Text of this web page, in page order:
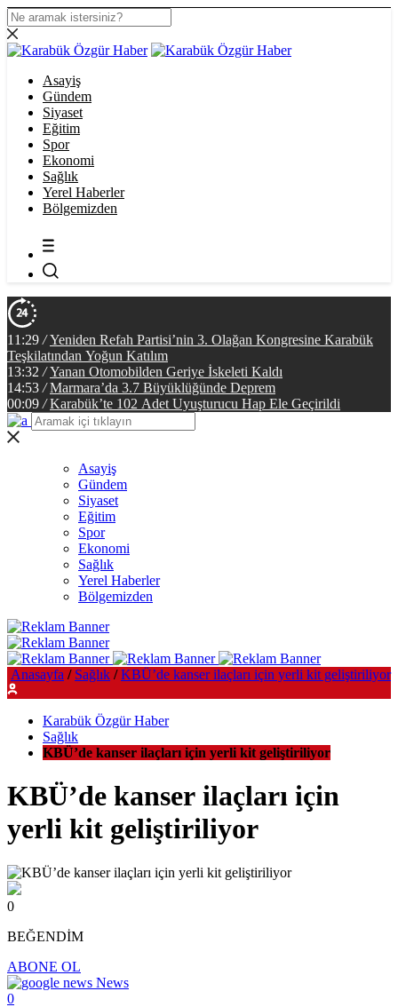
Asayiş
Gündem
Siyaset
Eğitim
Spor
Ekonomi
Sağlık
Yerel Haberler
Bölgemizden
11:29 / Yeniden Refah Partisi’nin 3. Olağan Kongresine Karabük
Teşkilatından Yoğun Katılım
13:32 / Yanan Otomobilden Geriye İskeleti Kaldı
14:53 / Marmara’da 3.7 Büyüklüğünde Deprem
00:09 / Karabük’te 102 Adet Uyuşturucu Hap Ele Geçirildi
Asayiş
Gündem
Siyaset
Eğitim
Spor
Ekonomi
Sağlık
Yerel Haberler
Bölgemizden
Anasayfa / Sağlık / KBÜ’de kanser ilaçları için yerli kit geliştiriliyor
Karabük Özgür Haber
Sağlık
KBÜ’de kanser ilaçları için yerli kit geliştiriliyor
KBÜ’de kanser ilaçları için
yerli kit geliştiriliyor
0
BEĞENDİM
ABONE OL
News
0